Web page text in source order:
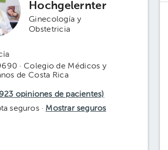
Hochgelernter
Ginecología y
Obstetricia
· Colegio de Médicos y
de Costa Rica
923 opiniones de pacientes)
seguros · Mostrar seguros